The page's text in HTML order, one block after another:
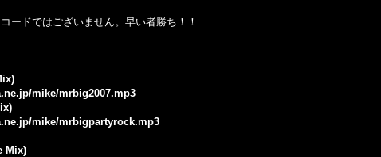
ードではございません。早い者勝ち！！
mike/mrbig2007.mp3
mike/mrbigpartyrock.mp3
Mix)